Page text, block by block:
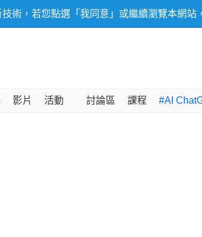
術，若您點選「我同意」或繼續瀏覽本網站
影片 活動 討論區 課程 #AI